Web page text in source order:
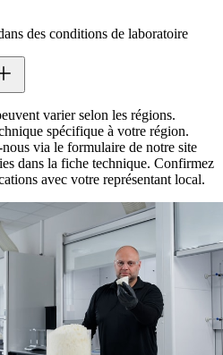
des conditions de laboratoire
varier selon les régions.
spécifique à votre région.
via le formulaire de notre site
dans la fiche technique. Confirmez
avec votre représentant local.